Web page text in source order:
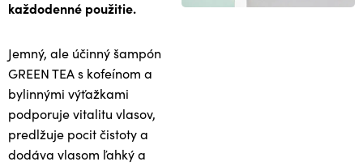
každodenné použitie.
Jemný, ale účinný šampón
GREEN TEA s kofeínom a
bylinnými výťažkami
podporuje vitalitu vlasov,
predlžuje pocit čistoty a
dodáva vlasom ľahký a